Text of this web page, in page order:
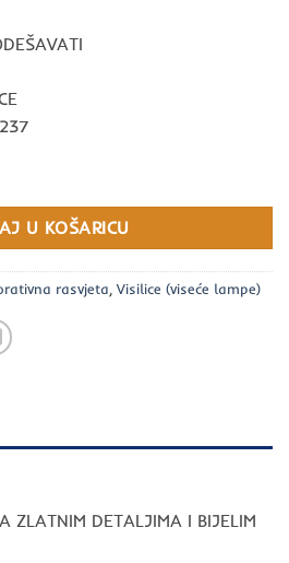
U KOŠARICU
rasvjeta, Visilice (viseće lampe)
ZLATNIM DETALJIMA I BIJELIM